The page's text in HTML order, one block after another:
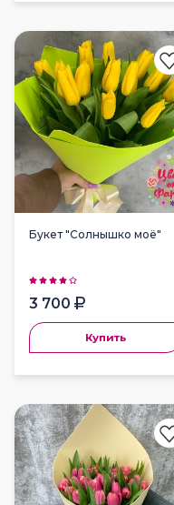
Букет "Солнышко моё"
3 700
Купить